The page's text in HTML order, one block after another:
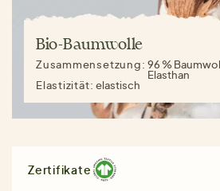
Bio-Baumwolle
Zusammensetzung:96 %
Elasthan
Elastizität:elastisch
Zertifikate